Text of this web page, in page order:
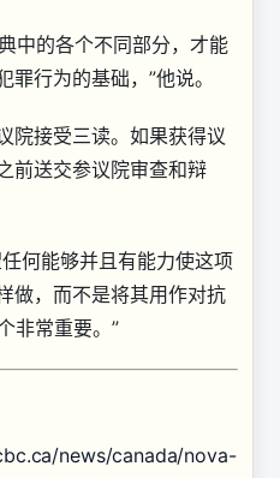
中的各个不同部分，才能
罪行为的基础，”他说。
院接受三读。如果获得议
前送交参议院审查和辩
何能够并且有能力使这项
做，而不是将其用作对抗
非常重要。”
news/canada/nova-